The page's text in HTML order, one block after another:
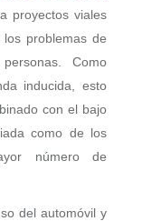
proyectos viales
problemas de
Como
inducida, esto
con el bajo
como de los
número de
del automóvil y